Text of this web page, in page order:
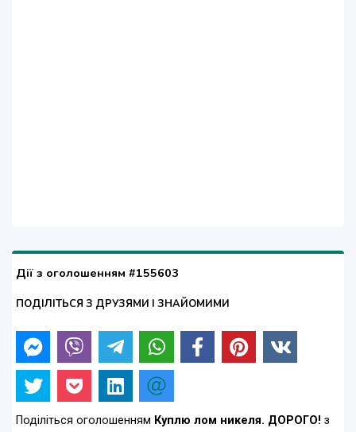
Дії з оголошенням #155603
ПОДІЛІТЬСЯ З ДРУЗЯМИ І ЗНАЙОМИМИ
Поділіться оголошенням Куплю лом никеля. ДОРОГО! з